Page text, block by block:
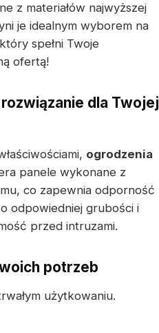
z materiałów najwyższej
je idealnym wyborem na
spełni Twoje
ofertą!
dla Twojej
ogrodzenia
panele wykonane z
co zapewnia odporność
odpowiedniej grubości i
przed intruzami.
potrzeb
użytkowaniu.